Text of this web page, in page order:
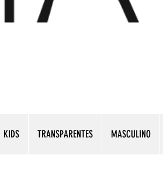
KIDS TRANSPARENTES MASCULINO